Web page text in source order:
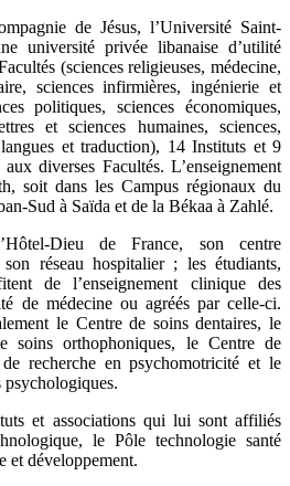
de Jésus, l’Université Saint-
université privée libanaise d’utilité
(sciences religieuses, médecine,
sciences infirmières, ingénierie et
politiques, sciences économiques,
et sciences humaines, sciences,
et traduction), 14 Instituts et 9
diverses Facultés. L’enseignement
soit dans les Campus régionaux du
Sud à Saïda et de la Békaa à Zahlé.
Dieu de France, son centre
réseau hospitalier ; les étudiants,
de l’enseignement clinique des
de médecine ou agréés par celle-ci.
le Centre de soins dentaires, le
soins orthophoniques, le Centre de
recherche en psychomotricité et le
psychologiques.
et associations qui lui sont affiliés
le Pôle technologie santé
et développement.